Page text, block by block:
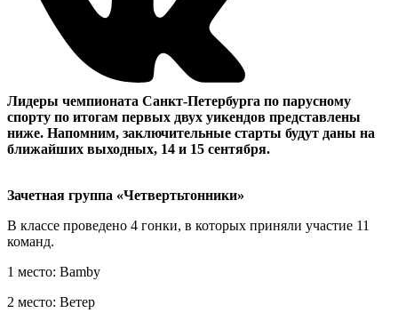
Лидеры чемпионата Санкт-Петербурга по парусному
спорту по итогам первых двух уикендов представлены
ниже. Напомним, заключительные старты будут даны на
ближайших выходных, 14 и 15 сентября.
Зачетная группа «Четвертьтонники»
В классе проведено 4 гонки, в которых приняли участие 11
команд.
1 место: Bamby
2 место: Ветер